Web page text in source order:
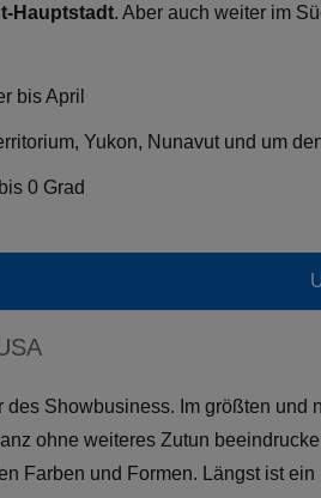
Hauptstadt. Aber auch weiter im
bis April
Yukon, Nunavut und um
0 Grad
des Showbusiness. Im größten und
ohne weiteres Zutun
Farben und Formen. Längst ist